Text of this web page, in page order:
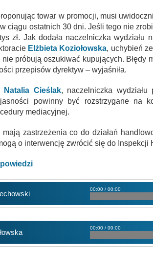
towar w promocji, musi
ciągu ostatnich 30 dni. Jeśli tego nie
zł. Jak dodała naczelniczka wydziału
Elżbieta Koziołowska, uchybień
próbują oszukiwać kupujących. Błędy
przepisów dyrektyw – wyjaśniła.
Natalia Cieślak, naczelniczka
powinny być rozstrzygane na
mediacyjnej.
mają zastrzeżenia co do działań
o interwencję zwrócić się do Inspekcji
00:00 / 00:00
00:00 / 00:00